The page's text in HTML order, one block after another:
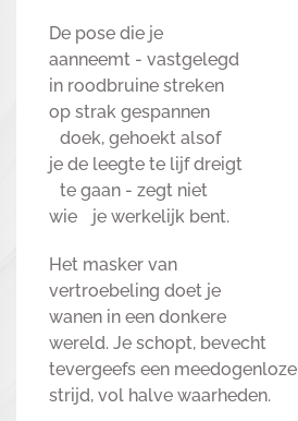
De pose die je
aanneemt - vastgelegd
in roodbruine streken
op strak gespannen
doek, gehoekt alsof
je de leegte te lijf dreigt
te gaan - zegt niet
wie je werkelijk bent.
Het masker van
vertroebeling doet je
wanen in een donkere
wereld. Je schopt, bevecht
tevergeefs een meedogenloze
strijd, vol halve waarheden.